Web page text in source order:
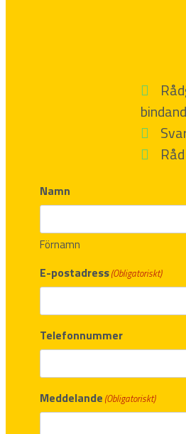
Namn
Förnamn
E-postadress(Obligatoriskt)
Telefonnummer
Meddelande (Obligatoriskt)